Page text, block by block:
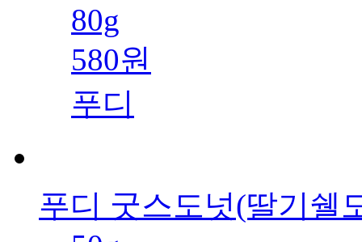
80g
580원
푸디
푸디 굿스도넛(딸기쉘